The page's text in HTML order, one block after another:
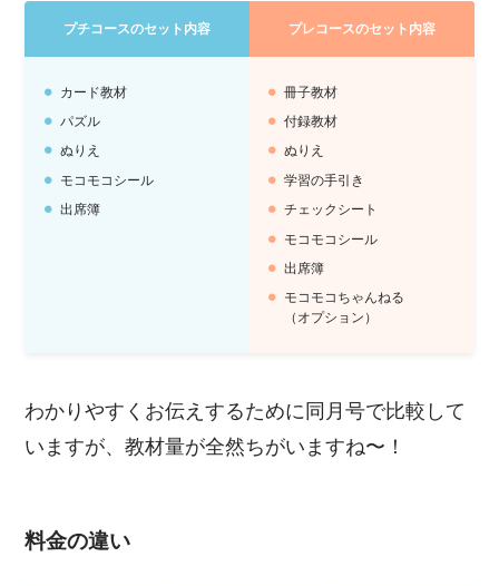
プチコースのセット内容 プレコースのセット内容
カード教材
パズル
ぬりえ
モコモコシール
出席簿
冊子教材
付録教材
ぬりえ
学習の手引き
チェックシート
モコモコシール
出席簿
モコモコちゃんねる
（オプション）
わかりやすくお伝えするために同月号で比較して
いますが、教材量が全然ちがいますね〜！
料金の違い